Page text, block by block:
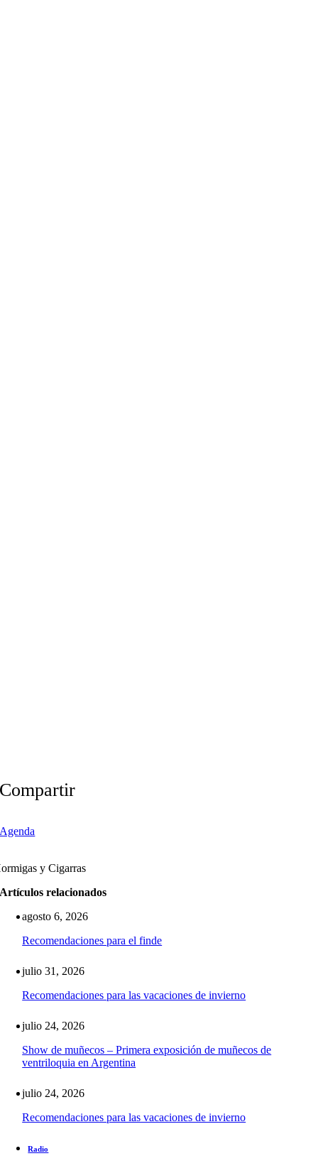
Compartir
Agenda
y Cigarras
Artículos relacionados
agosto 6, 2026
Recomendaciones para el finde
julio 31, 2026
Recomendaciones para las vacaciones de invierno
julio 24, 2026
Show de muñecos – Primera exposición de muñecos de
ventriloquia en Argentina
julio 24, 2026
Recomendaciones para las vacaciones de invierno
Radio